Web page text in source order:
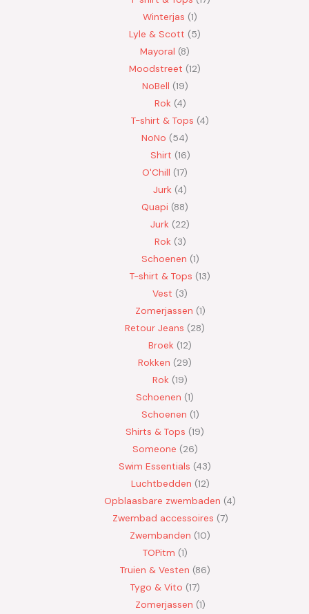
Winterjas 1
Lyle & Scott
5
Mayoral 8
Moodstreet 12
NoBell 19
Rok 4
T-shirt & Tops 4
NoNo
54
Shirt 16
O'Chill 17
Jurk 4
Quapi 88
Jurk 22
Rok 3
Schoenen 1
T-shirt & Tops 13
Vest
3
Zomerjassen 1
Retour Jeans
28
Broek 12
Rokken
29
Rok 19
Schoenen 1
Schoenen 1
Shirts & Tops 19
Someone 26
Swim Essentials 43
Luchtbedden 12
Opblaasbare zwembaden 4
Zwembad accessoires 7
Zwembanden 10
TOPitm 1
Truien & Vesten 86
Tygo & Vito 17
Zomerjassen 1